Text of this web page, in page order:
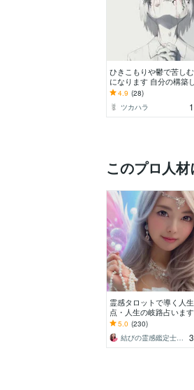
ひきこもりや鬱で苦し
になります 自分の構築
観を信じよう！
4.9 (28)
ツカハラ
このプロ人
霊感タロットで導く人
点・人生の岐路占いま
奥深くに隠れた道を照ら
の光へと導くガイド☀
5.0 (230)
結びの霊感鑑定士♡心の守護者優真（ゆうま